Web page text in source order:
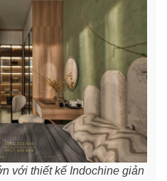
với thiết kế Indochine giản